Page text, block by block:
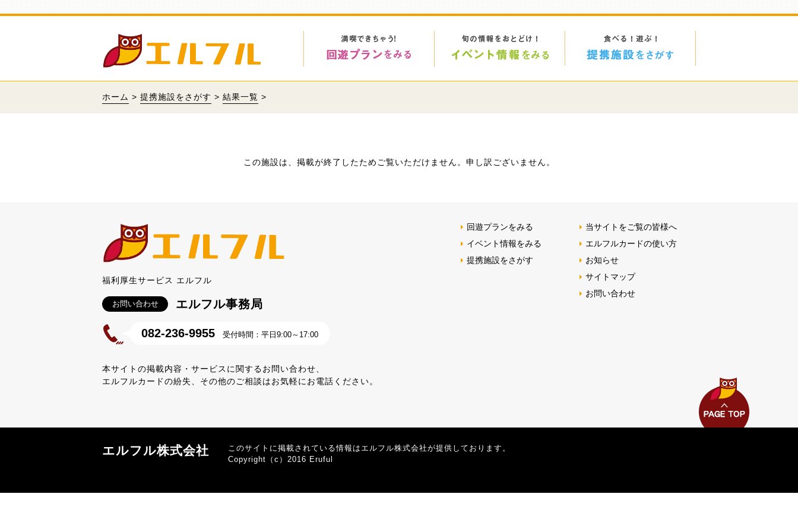
ホーム > 提携施設をさがす > 結果一覧 >
この施設は、掲載が終了したためご覧いただけません。申し訳ございません。
福利厚生サービス エルフル
お問い合わせ エルフル事務局
082-236-9955 受付時間：平日9:00～17:00
本サイトの掲載内容・サービスに関するお問い合わせ、
エルフルカードの紛失、その他のご相談はお気軽にお電話ください。
回遊プランをみる
イベント情報をみる
提携施設をさがす
当サイトをご覧の皆様へ
エルフルカードの使い方
お知らせ
サイトマップ
お問い合わせ
エルフル株式会社
このサイトに掲載されている情報はエルフル株式会社が提供しております。
Copyright（c）2016 Eruful